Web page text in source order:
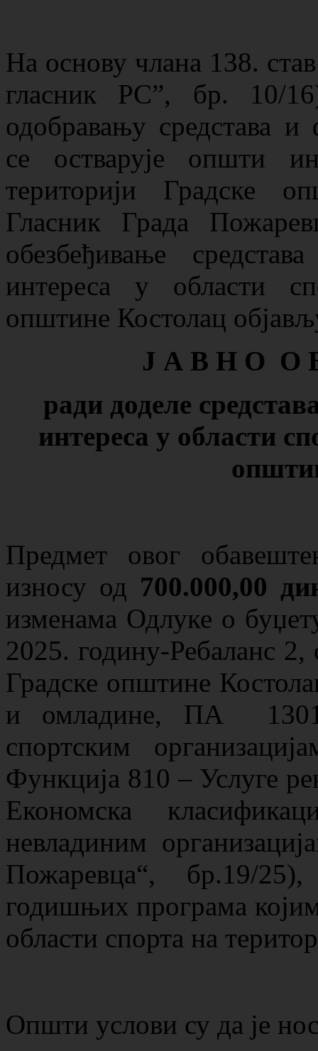
Нa oснoву члaнa 138.
гласник РС”, бр. 10/
одобравању средстава
се остварује општи
територији Градске
Гласник Града
обезбеђивање
интереса у области
општине Костолац
Ј А В Н О О
ради доделе
интереса у области
Предмет овог
износу од 700.000,00
изменама Одлуке о
2025. годину-Ребаланс
Градске општине
и омладине, ПА
спортским
Функција 810 – Услуге
Економска
невладиним
Пожаревца“, бр.19/
годишњих програма
области спорта на
Општи услови су да је